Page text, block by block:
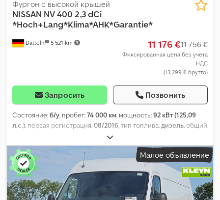
Datteln 5 521 km
Фургон с высокой крышей
NISSAN NV 400 2,3 dCi
*Hoch+Lang*Klima*AHK*Garantie*
11 176 €11 756 €
Фиксированная цена без учета
НДС
(13 299 € брутто)
Запросить Позвонить
Состояние:б/у, пробег:74 000 км, мощность:92 кВт (125,09
л.с.) , первая регистрация:08/2016 , тип топлива:дизель , общий
, тип передачи:
выбросов:Евро 5, количество мест:3, общая длина:5 600 мм,
длина грузового отсека:
, Оборудование:ABS,
кондиционер, сажевый фильтр, центральный замок
Малое объявление